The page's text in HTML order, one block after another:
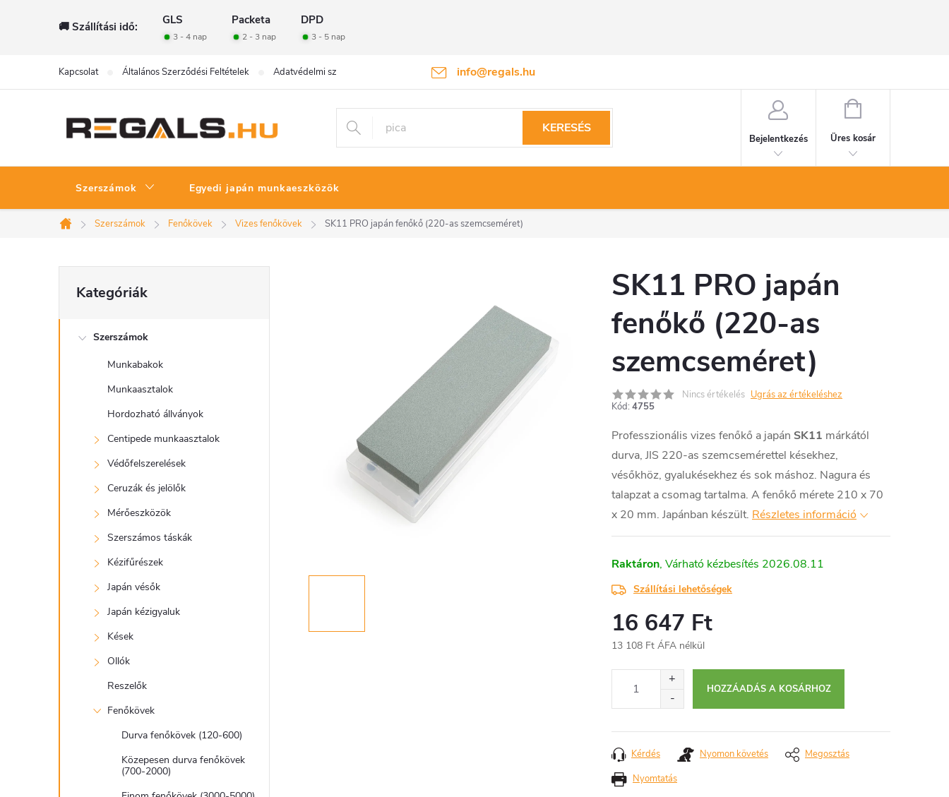
tartalomhoz
🚚 Szállítási idő: GLS Packeta DPD
3 - 4 nap 2 - 3 nap 3 - 5 nap
info@regals.hu
Kapcsolat Általános Szerződési Feltételek Adatvédelmi szabályzat Termékvisszaküldés
KERESÉS
Bejelentkezés
KOSÁR
Üres kosár
Szerszámok Egyedi japán munkaeszközök
Kezdőlap
Szerszámok Fenőkövek Vizes fenőkövek SK11 PRO japán fenőkő (220-as szemcseméret)
O
l
átugrása
Kategóriák
Szerszámok
Munkabakok
Munkaasztalok
Hordozható állványok
Centipede munkaasztalok
Védőfelszerelések
Ceruzák és jelölők
Mérőeszközök
Szerszámos táskák
Kézifűrészek
Japán vésők
Japán kézigyaluk
Kések
Ollók
Reszelők
Fenőkövek
Durva fenőkövek (120-600)
Közepesen durva fenőkövek
(700-2000)
SK11 PRO japán
fenőkő (220-as
szemcseméret)
Nincs értékelés Ugrás az értékeléshez
Kód: 4755
Professzionális vizes fenőkő a japán SK11 márkától
durva, JIS 220-as szemcsemérettel késekhez,
vésőkhöz, gyalukésekhez és sok máshoz. Nagura és
talapzat a csomag tartalma. A fenőkő mérete 210 x 70
x 20 mm. Japánban készült. Részletes információ
Raktáron 2026.08.11
Szállítási lehetőségek
16 647 Ft
13 108 Ft ÁFA nélkül
HOZZÁADÁS A KOSÁRHOZ
Nyomtatás
Kérdés Nyomon követés Megosztás